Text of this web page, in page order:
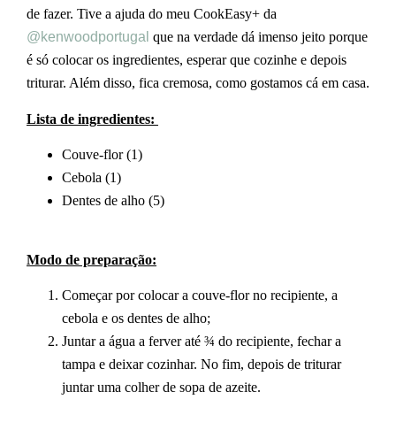
de fazer. Tive a ajuda do meu CookEasy+ da
@kenwoodportugal que na verdade dá imenso jeito porque
é só colocar os ingredientes, esperar que cozinhe e depois
triturar. Além disso, fica cremosa, como gostamos cá em casa.
Lista de ingredientes:
Couve-flor (1)
Cebola (1)
Dentes de alho (5)
Modo de preparação:
Começar por colocar a couve-flor no recipiente, a
cebola e os dentes de alho;
Juntar a água a ferver até ¾ do recipiente, fechar a
tampa e deixar cozinhar. No fim, depois de triturar
juntar uma colher de sopa de azeite.